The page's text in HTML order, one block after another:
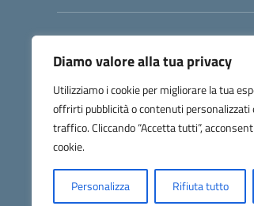
Diamo valore alla tua privacy
Utilizziamo i cookie per migliorare la tua
offrirti pubblicità o contenuti personalizzati
traffico. Cliccando “Accetta tutti”,
cookie.
Personalizza Rifiuta tutto